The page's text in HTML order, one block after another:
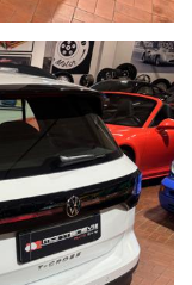
DOVERVI
LA NOSTRA
VETTURA
REALE CERCANDO